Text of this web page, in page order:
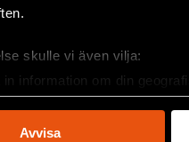
skulle vi även vilja:
in information om din
din enhet genom att
om hur dina personliga
Avvisa